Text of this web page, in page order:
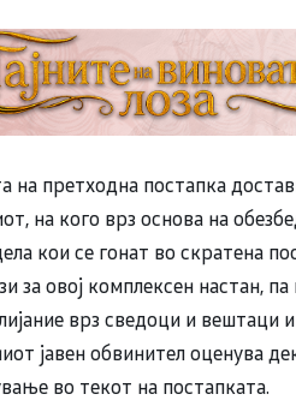
на претходна постапка
на кого врз основа на
кои се гонат во скратена
за овој комплексен настан,
врз сведоци и вештаци
јавен обвинител оценува
во текот на постапката.